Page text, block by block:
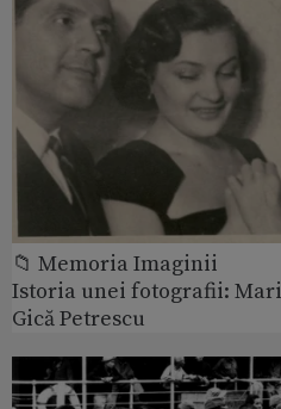
📁 Memoria Imaginii
Istoria unei fotografii:
Gică Petrescu